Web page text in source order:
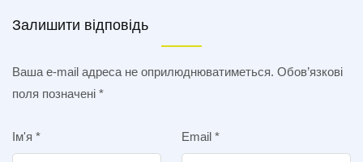
Залишити відповідь
Ваша e-mail адреса не оприлюднюватиметься. Обов’язкові
поля позначені *
Ім'я * Email *